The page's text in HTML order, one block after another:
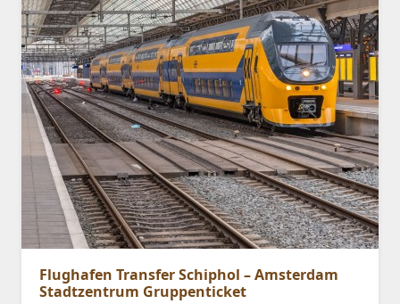
Flughafen Transfer Schiphol – Amsterdam
Stadtzentrum Gruppenticket